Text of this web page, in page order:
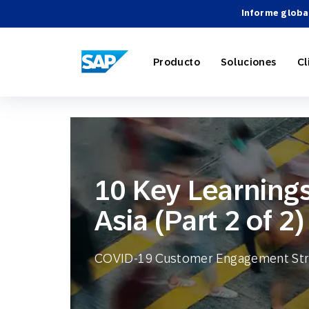
Informe
SAP ENGAGEMENT CLOUD
Producto
Marketing
Soluciones
Viajes y
Acerca
Carreras
Socios
10 Key
Asia (Part 2 of 2)
COVID-19 Customer Engagement